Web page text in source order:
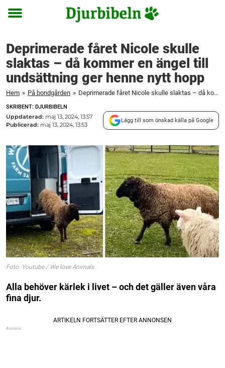
Toggle
Deprimerade fåret Nicole skulle
slaktas – då kommer en ängel till
undsättning ger henne nytt hopp
Hem » På bondgården » Deprimerade fåret Nicole skulle slaktas – då kommer en ängel till undsättning ger henne nytt hopp
SKRIBENT: DJURBIBELN
Uppdaterad: maj 13, 2024, 13:57
Publicerad: maj 13, 2024, 13:53
Lägg till som önskad källa på Google
Foto: Youtube / We love Animals
Alla behöver kärlek i livet – och det gäller även våra
fina djur.